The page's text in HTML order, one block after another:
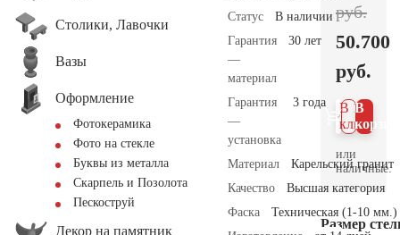
Столики, Лавочки
Вазы
Оформление
Фотокерамика
Фото на стекле
Буквы из металла
Скарпель и Позолота
Пескоструй
Декор на памятник
Статус
В наличии
Гарантия
—
материал
30 лет
Гарантия
—
установка
3 года
Материал
Карельский гранит
Качество
Высшая категория
Фаска
Техническая (1-10 мм.)
руб.
50.700
руб.
В
В 1
клик
или
наличные.
Размер